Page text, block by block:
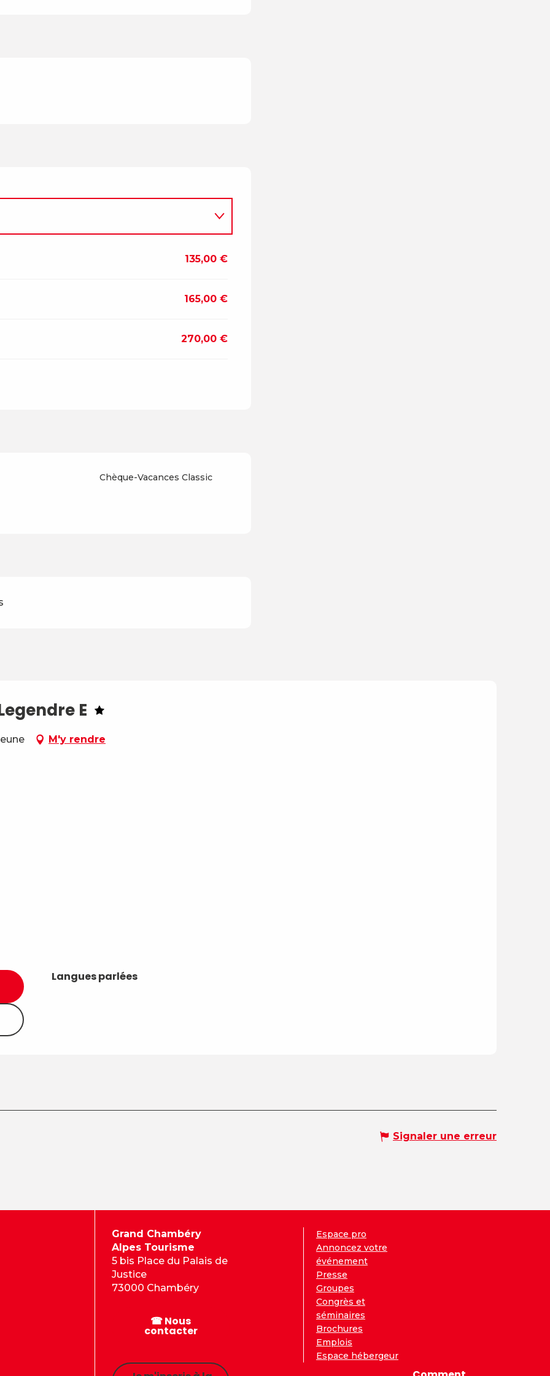
135,00 €
165,00 €
270,00 €
Chèque-Vacances Classic
E
M'y rendre
Langues parlées
Langues parlées
Signaler une erreur
Grand Chambéry
Alpes Tourisme
5 bis Place du Palais de
Justice
73000 Chambéry
☎ Nous
contacter
Espace pro
Annoncez votre
événement
Presse
Groupes
Congrès et
séminaires
Brochures
Emplois
Espace hébergeur